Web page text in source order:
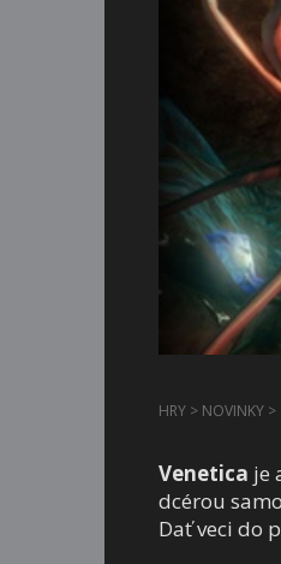
HRY > NOVINKY >
Venetica je
dcérou
Dať veci do